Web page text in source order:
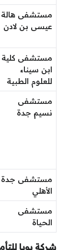
مستشفى هالة
عيسى بن لادن
مستشفى كلية
ابن سيناء
للعلوم الطبية
مستشفى
نسيم جدة
مستشفى جدة
الأهلي
مستشفى
الحياة
شركة بوبا